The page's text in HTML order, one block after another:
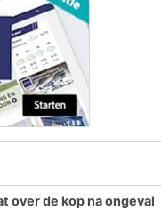
over de kop na ongeval